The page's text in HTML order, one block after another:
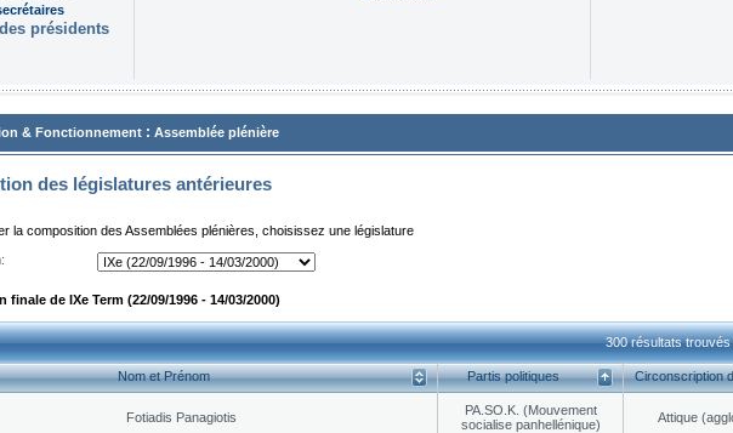
présidents
& Fonctionnement : Assemblée plénière
des législatures antérieures
la composition des Assemblées plénières, choisissez une législature
finale de IXe Term (22/09/1996 - 14/03/2000)
300 résultats
Nom et Prénom Partis politiques Circonscription
Fotiadis Panagiotis
PA.SO.K. (Mouvement
socialise panhellénique)
Αttique